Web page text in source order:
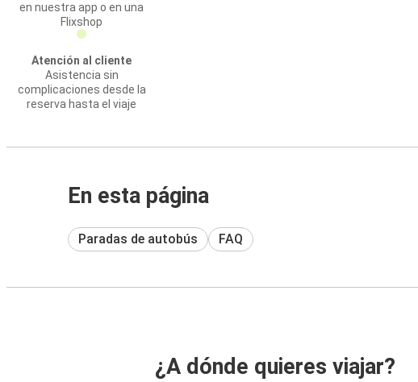
en nuestra app o en una
Flixshop
Atención al cliente
Asistencia sin
complicaciones desde la
reserva hasta el viaje
En esta página
Paradas de autobús FAQ
¿A dónde quieres viajar?